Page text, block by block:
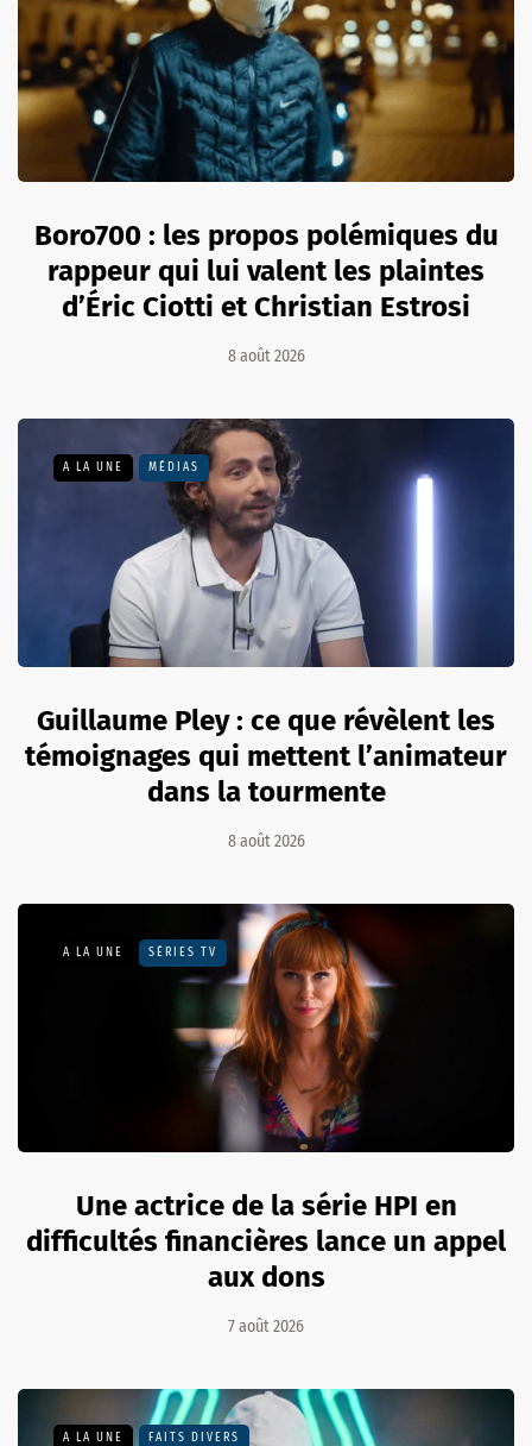
Boro700 : les propos polémiques du
rappeur qui lui valent les plaintes
d’Éric Ciotti et Christian Estrosi
8 août 2026
A LA UNE MÉDIAS
Guillaume Pley : ce que révèlent les
témoignages qui mettent l’animateur
dans la tourmente
8 août 2026
A LA UNE SÉRIES TV
Une actrice de la série HPI en
difficultés financières lance un appel
aux dons
7 août 2026
A LA UNE FAITS DIVERS